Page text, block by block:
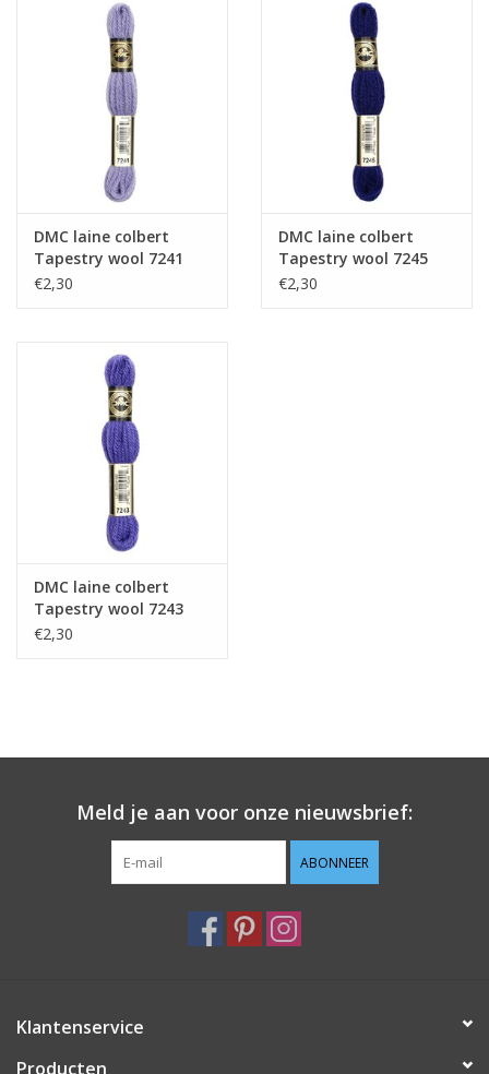
DMC laine colbert
Tapestry wool 7241
€2,30
DMC laine colbert
Tapestry wool 7245
€2,30
DMC laine colbert
Tapestry wool 7243
€2,30
Meld je aan voor onze nieuwsbrief:
ABONNEER
Klantenservice
Producten